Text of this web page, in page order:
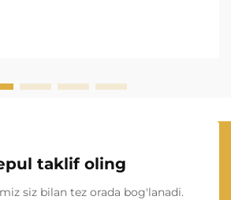
taklif oling
siz bilan tez orada bog'lanadi.